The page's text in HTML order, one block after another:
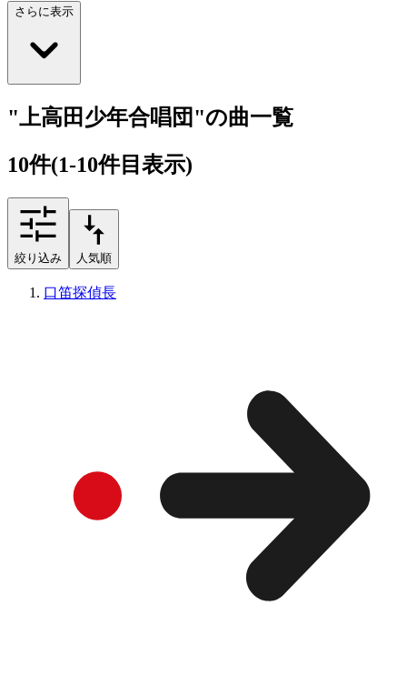
さらに表示
"上高田少年合唱団"の曲一覧
10件(1-10件目表示)
絞り込み 人気順
口笛探偵長